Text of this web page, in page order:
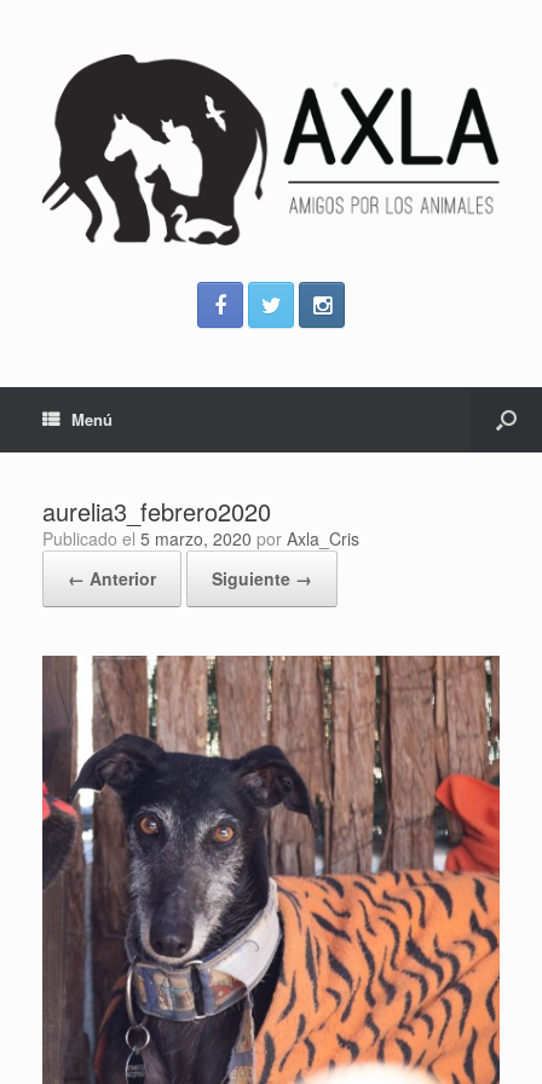
Menú
aurelia3_febrero2020
Publicado el 5 marzo, 2020 por Axla_Cris
← Anterior
Siguiente →